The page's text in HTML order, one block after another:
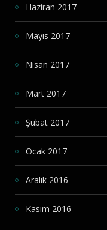
Haziran 2017
Mayıs 2017
Nisan 2017
Mart 2017
Şubat 2017
Ocak 2017
Aralık 2016
Kasım 2016